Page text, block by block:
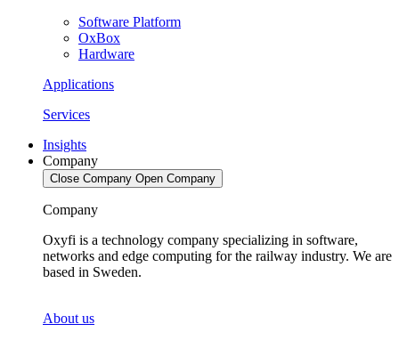
Software Platform
OxBox
Hardware
Applications
Services
Insights
Company
Close Company Open Company
Company
Oxyfi is a technology company specializing in software,
networks and edge computing for the railway industry. We are
based in Sweden.
About us